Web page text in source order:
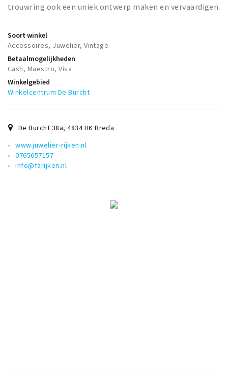
Nieuws
Agenda
Bezienswaardigheden
Musea, theaters & podia
Natuurgebieden
Party pics
Eten
trouwring ook een uniek ontwerp maken en vervaardigen.
Soort winkel
Accessoires, Juwelier, Vintage
Betaalmogelijkheden
Cash, Maestro, Visa
Winkelgebied
Winkelcentrum De Burcht
De Burcht 38a,4834 HKBreda
www.juwelier-rijken.nl
0765657157
info@farijken.nl